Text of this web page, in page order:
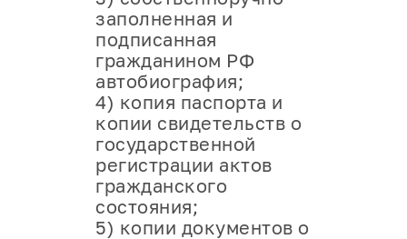
заполненная и
подписанная
гражданином РФ
автобиография;
4) копия паспорта и
копии свидетельств о
государственной
регистрации актов
гражданского
состояния;
5) копии документов о